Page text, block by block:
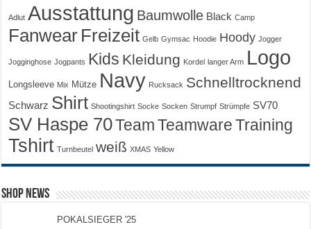
Adlut Ausstattung Baumwolle Black Camp
Fanwear Freizeit Gelb Gymsac Hoodie Hoody Jogger
Jogginghose Jogpants Kids Kleidung Kordel langer Arm Logo
Longsleeve Mix Mütze Navy Rucksack Schnelltrocknend
Schwarz Shirt Shootingshirt Socke Socken Strumpf Strümpfe SV70
SV Haspe 70Team Teamware Training
Tshirt Turnbeutel weiß XMAS Yellow
Shop News
POKALSIEGER '25